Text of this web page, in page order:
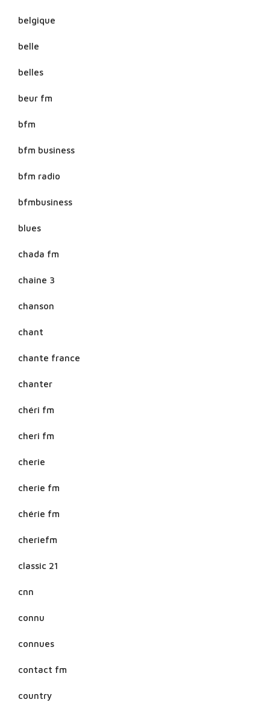
belgique
belle
belles
beur fm
bfm
bfm business
bfm radio
bfmbusiness
blues
chada fm
chaine 3
chanson
chant
chante france
chanter
chéri fm
cheri fm
cherie
cherie fm
chérie fm
cheriefm
classic 21
cnn
connu
connues
contact fm
country